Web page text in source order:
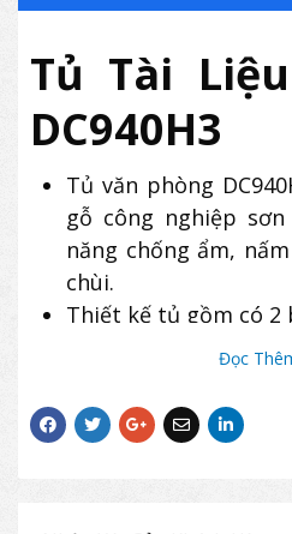
Tủ Tài
DC940H3
Tủ văn phòng
gỗ công nghiệp
năng chống ẩm,
chùi.
Thiết kế tủ gồm có 2
Phía trên là 2 cánh
Phía dưới là 2 cánh gỗ
Tủ The One
Sản phẩm tủ
Đọc